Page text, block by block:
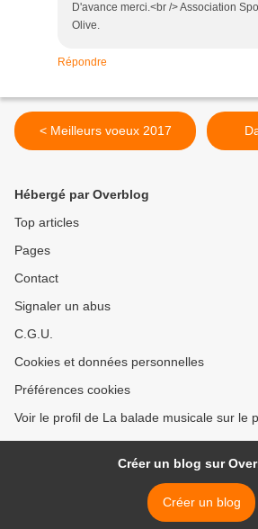
D'avance merci.<br /> Association
Olive.
Répondre
< Meilleurs voeux 2017
Hébergé par Overblog
Top articles
Pages
Contact
Signaler un abus
C.G.U.
Cookies et données personnelles
Préférences cookies
Voir le profil de La balade musicale sur le
Créer un blog sur
Créer un blog